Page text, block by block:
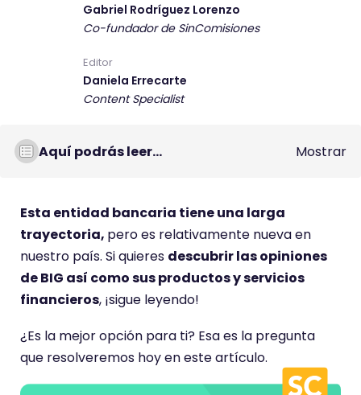
Gabriel Rodríguez Lorenzo
Co-fundador de SinComisiones
Editor
Daniela Errecarte
Content Specialist
Aquí podrás leer... Mostrar
Esta entidad bancaria tiene una larga
trayectoria, pero es relativamente nueva en
nuestro país. Si quieres descubrir las opiniones
de BIG así como sus productos y servicios
financieros, ¡sigue leyendo!
¿Es la mejor opción para ti? Esa es la pregunta
que resolveremos hoy en este artículo.